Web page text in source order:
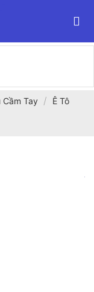
Cầm Tay / Ê Tô